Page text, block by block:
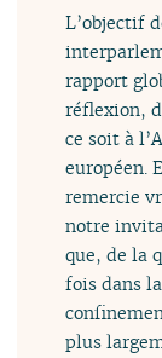
L’objectif
rapport
réflexion,
ce soit à
européen.
remercie
notre
que, de la
fois dans
plus